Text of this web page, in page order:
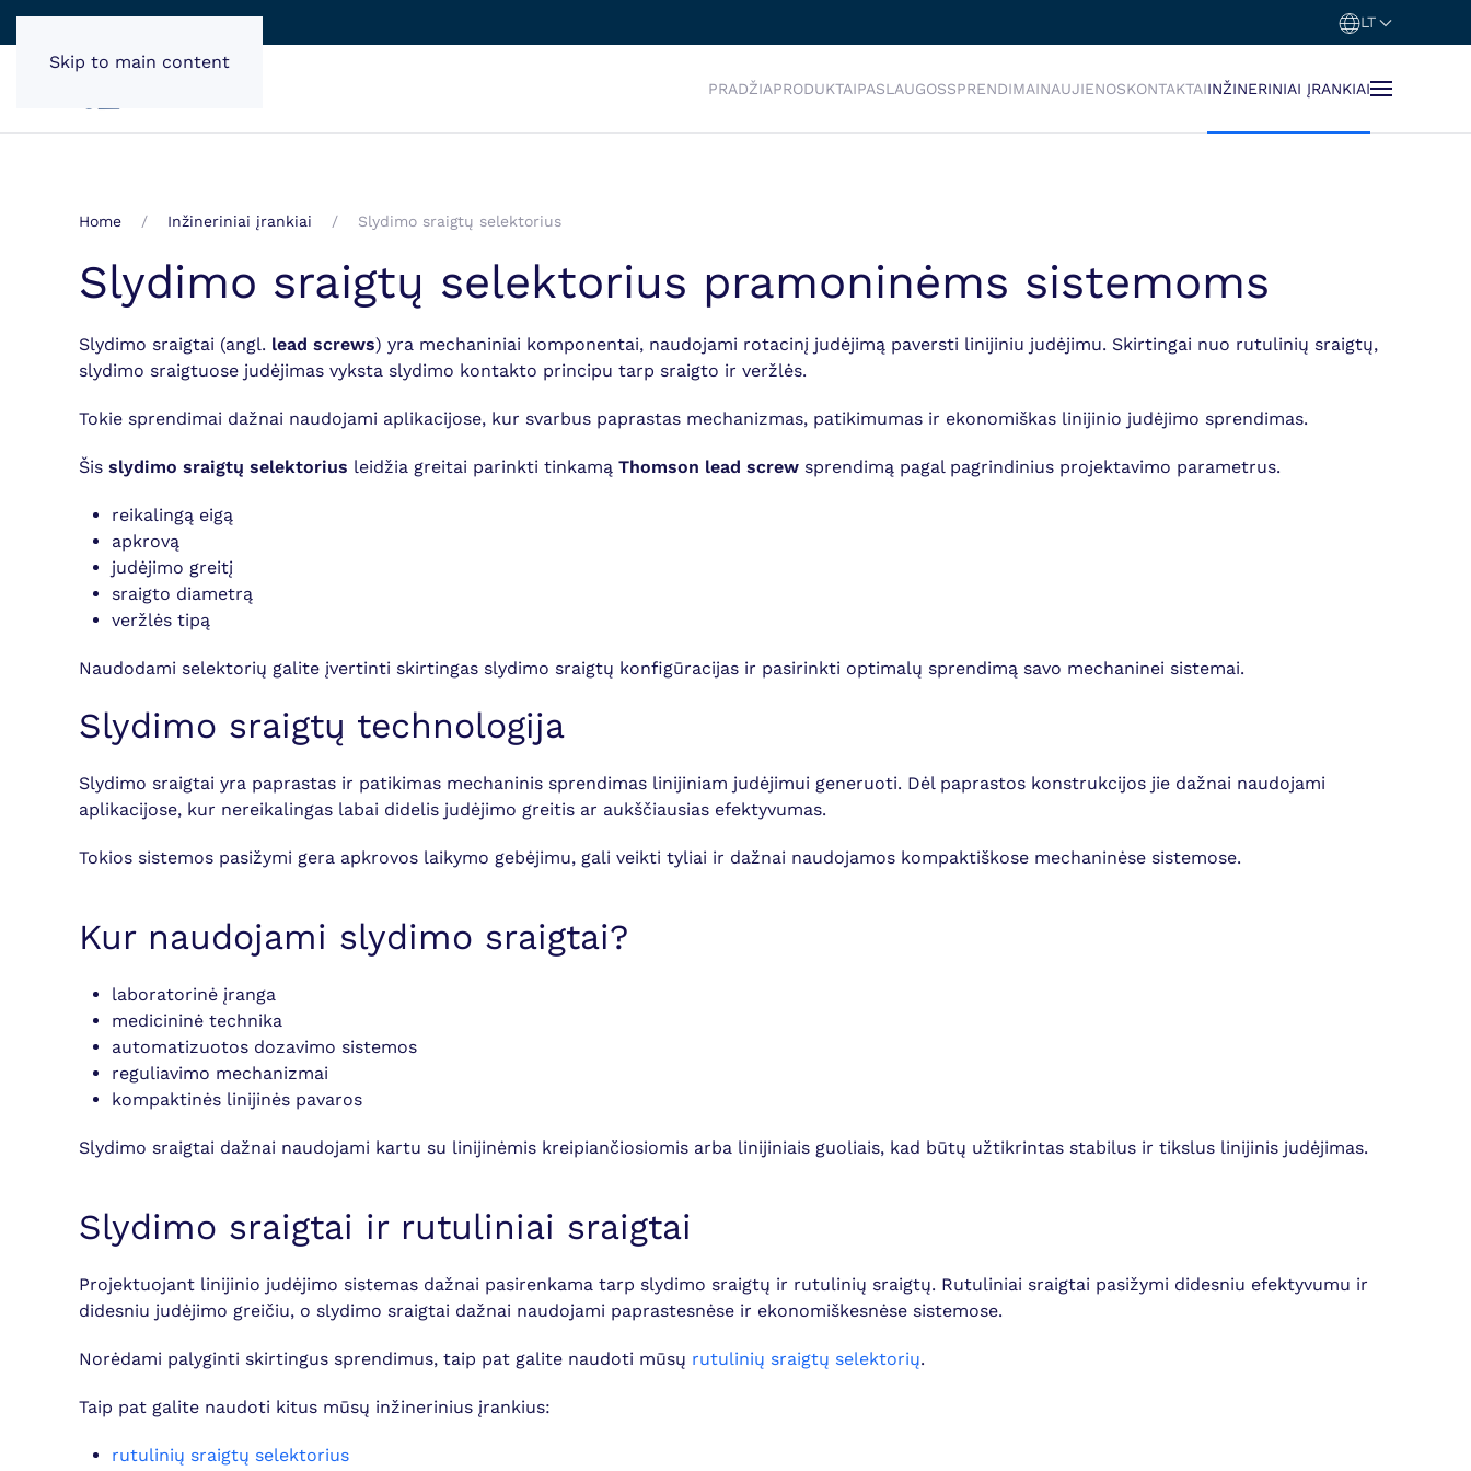
Skip to main content
LT
PRADŽIAPRODUKTAIPASLAUGOSSPRENDIMAINAUJIENOSKONTAKTAIINŽINERINIAI ĮRANKIAI
Home Inžineriniai įrankiai Slydimo sraigtų selektorius
Slydimo sraigtų selektorius pramoninėms sistemoms
Slydimo sraigtai (angl. lead screws) yra mechaniniai komponentai, naudojami rotacinį judėjimą paversti linijiniu judėjimu. Skirtingai nuo rutulinių sraigtų,
slydimo sraigtuose judėjimas vyksta slydimo kontakto principu tarp sraigto ir veržlės.
Tokie sprendimai dažnai naudojami aplikacijose, kur svarbus paprastas mechanizmas, patikimumas ir ekonomiškas linijinio judėjimo sprendimas.
Šis slydimo sraigtų selektorius leidžia greitai parinkti tinkamą Thomson lead screw sprendimą pagal pagrindinius projektavimo parametrus.
reikalingą eigą
apkrovą
judėjimo greitį
sraigto diametrą
veržlės tipą
Naudodami selektorių galite įvertinti skirtingas slydimo sraigtų konfigūracijas ir pasirinkti optimalų sprendimą savo mechaninei sistemai.
Slydimo sraigtų technologija
Slydimo sraigtai yra paprastas ir patikimas mechaninis sprendimas linijiniam judėjimui generuoti. Dėl paprastos konstrukcijos jie dažnai naudojami
aplikacijose, kur nereikalingas labai didelis judėjimo greitis ar aukščiausias efektyvumas.
Tokios sistemos pasižymi gera apkrovos laikymo gebėjimu, gali veikti tyliai ir dažnai naudojamos kompaktiškose mechaninėse sistemose.
Kur naudojami slydimo sraigtai?
laboratorinė įranga
medicininė technika
automatizuotos dozavimo sistemos
reguliavimo mechanizmai
kompaktinės linijinės pavaros
Slydimo sraigtai dažnai naudojami kartu su linijinėmis kreipiančiosiomis arba linijiniais guoliais, kad būtų užtikrintas stabilus ir tikslus linijinis judėjimas.
Slydimo sraigtai ir rutuliniai sraigtai
Projektuojant linijinio judėjimo sistemas dažnai pasirenkama tarp slydimo sraigtų ir rutulinių sraigtų. Rutuliniai sraigtai pasižymi didesniu efektyvumu ir
didesniu judėjimo greičiu, o slydimo sraigtai dažnai naudojami paprastesnėse ir ekonomiškesnėse sistemose.
Norėdami palyginti skirtingus sprendimus, taip pat galite naudoti mūsų rutulinių sraigtų selektorių.
Taip pat galite naudoti kitus mūsų inžinerinius įrankius:
rutulinių sraigtų selektorius